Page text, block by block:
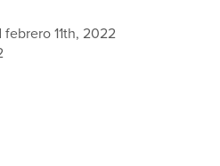
febrero 11th, 2022